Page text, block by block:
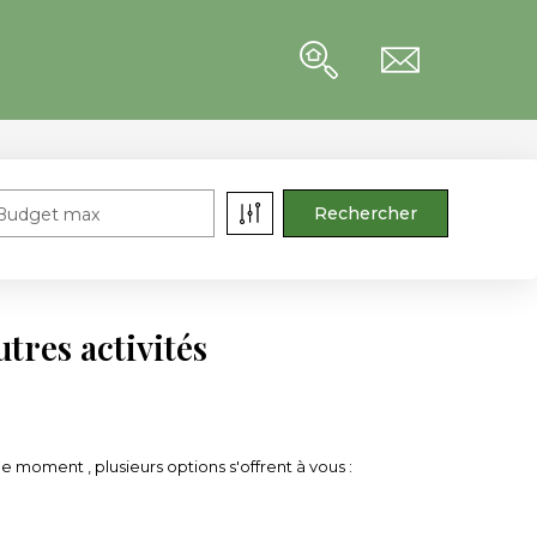
max
activités
moment , plusieurs options s'offrent à vous :